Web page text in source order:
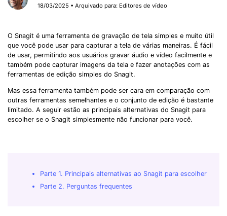
18/03/2025 • Arquivado para: Editores de vídeo
O Snagit é uma ferramenta de gravação de tela simples e muito útil
que você pode usar para capturar a tela de várias maneiras. É fácil
de usar, permitindo aos usuários gravar áudio e vídeo facilmente e
também pode capturar imagens da tela e fazer anotações com as
ferramentas de edição simples do Snagit.
Mas essa ferramenta também pode ser cara em comparação com
outras ferramentas semelhantes e o conjunto de edição é bastante
limitado. A seguir estão as principais alternativas do Snagit para
escolher se o Snagit simplesmente não funcionar para você.
Parte 1. Principais alternativas ao Snagit para escolher
Parte 2. Perguntas frequentes